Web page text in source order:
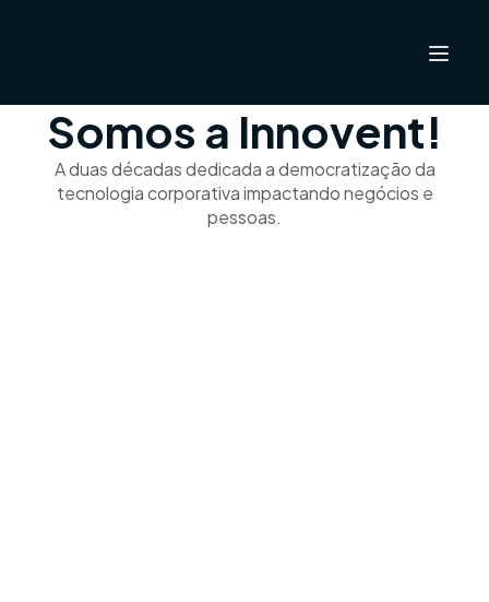
Somos a Innovent!
A duas décadas dedicada a democratização da
tecnologia corporativa impactando negócios e
pessoas.